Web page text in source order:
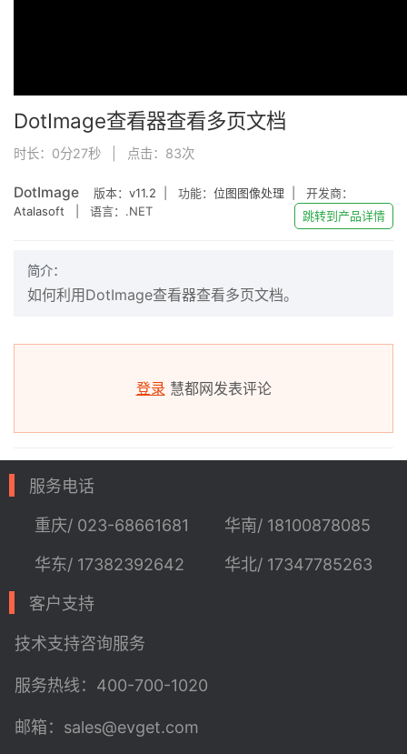
DotImage查看器查看多页文档
时长：0分27秒 | 点击： 83次
DotImage 版本： v11.2 | 功能： 位图图像处理 | 开发商：
Atalasoft | 语言：.NET 跳转到产品详情
简介：
如何利用DotImage查看器查看多页文档。
登录 慧都网发表评论
服务电话
重庆/ 023-68661681
华东/ 17382392642
华南/ 18100878085
华北/ 17347785263
客户支持
技术支持咨询服务
服务热线：400-700-1020
邮箱：sales@evget.com